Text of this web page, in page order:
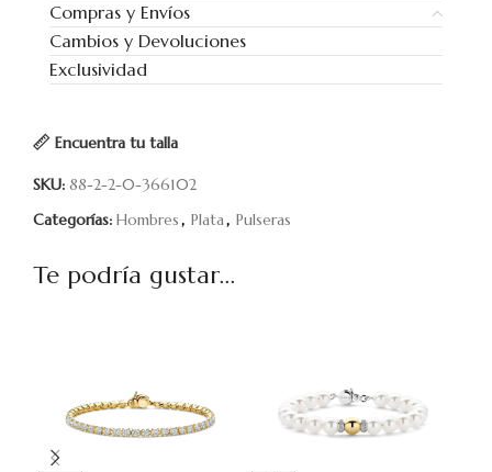
Encuentra tu talla
Compras y Envíos
Cambios y Devoluciones
Exclusividad
SKU: 88-2-2-0-366102
Categorías: Hombres, Plata, Pulseras
Te podría gustar...